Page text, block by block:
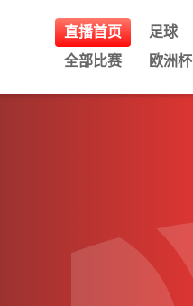
直播首页 足球
全部比赛
欧洲杯